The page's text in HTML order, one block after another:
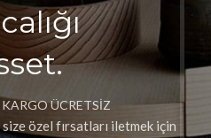
ÜCRETSİZ
özel fırsatları iletmek için